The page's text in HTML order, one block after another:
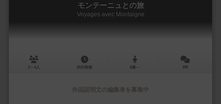
モンテーニュとの旅
Voyages avec Montaigne
2～4人 30分前後 8歳～ 0件
作品説明文の編集者を募集中